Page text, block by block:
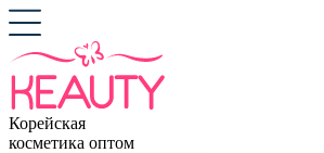
Корейская
косметика оптом